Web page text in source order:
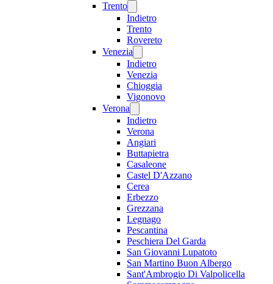
Trento
Indietro
Trento
Rovereto
Venezia
Indietro
Venezia
Chioggia
Vigonovo
Verona
Indietro
Verona
Angiari
Buttapietra
Casaleone
Castel D'Azzano
Cerea
Erbezzo
Grezzana
Legnago
Pescantina
Peschiera Del Garda
San Giovanni Lupatoto
San Martino Buon Albergo
Sant'Ambrogio Di Valpolicella